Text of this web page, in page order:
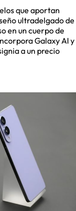
que aportan
ultradelgado de
en un cuerpo de
Galaxy AI y
a un precio